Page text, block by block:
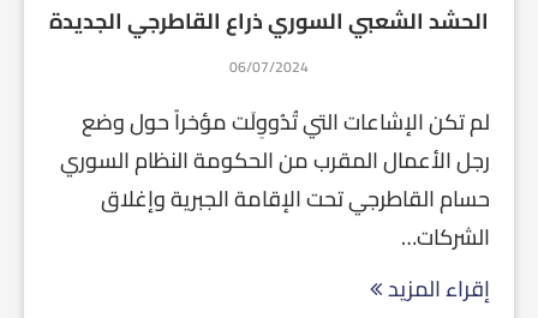
الحشد الشعبي السوري ذراع القاطرجي الجديدة
06/07/2024
لم تكن الإشاعات التي تُدُووِلَت مؤخراً حول وضع
رجل الأعمال المقرب من الحكومة النظام السوري
حسام القاطرجي تحت الإقامة الجبرية وإغلاق
الشركات…
إقراء المزيد